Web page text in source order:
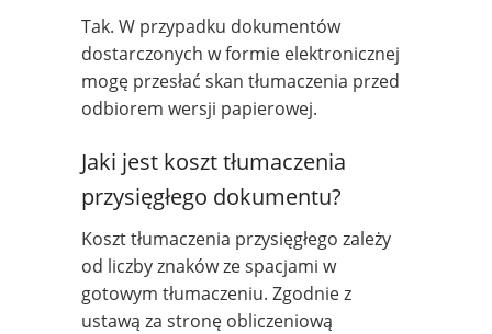
Tak. W przypadku dokumentów
dostarczonych w formie elektronicznej
mogę przesłać skan tłumaczenia przed
odbiorem wersji papierowej.
Jaki jest koszt tłumaczenia
przysięgłego dokumentu?
Koszt tłumaczenia przysięgłego zależy
od liczby znaków ze spacjami w
gotowym tłumaczeniu. Zgodnie z
ustawą za stronę obliczeniową